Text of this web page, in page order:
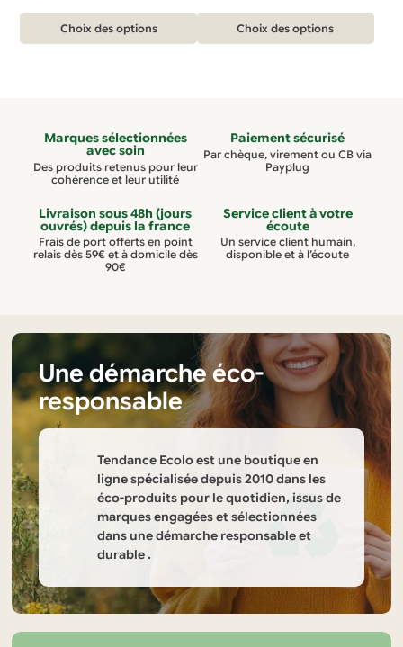
Choix des options
produit
options
peuvent
être
choisies
sur
Choix des options
produit
options
choisies
sur
produit
Marques sélectionnées
avec soin
Des produits retenus pour leur
cohérence et leur utilité
Paiement sécurisé
Par chèque, virement ou CB via
Payplug
Livraison sous 48h (jours
ouvrés) depuis la france
Frais de port offerts en point
relais dès 59€ et à domicile dès
90€
Service client à votre
écoute
Un service client humain,
disponible et à l’écoute
Informations
sur
Une démarche éco-
responsable
Tendance Ecolo est une boutique en
ligne spécialisée depuis 2010 dans les
éco-produits pour le quotidien, issus de
marques engagées et sélectionnées
dans une démarche responsable et
durable .